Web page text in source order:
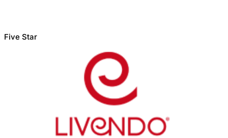
Five Star